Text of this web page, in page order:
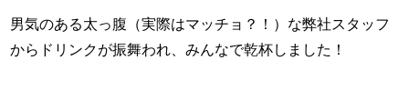
男気のある太っ腹（実際はマッチョ？！）な弊社スタッフ
からドリンクが振舞われ、みんなで乾杯しました！